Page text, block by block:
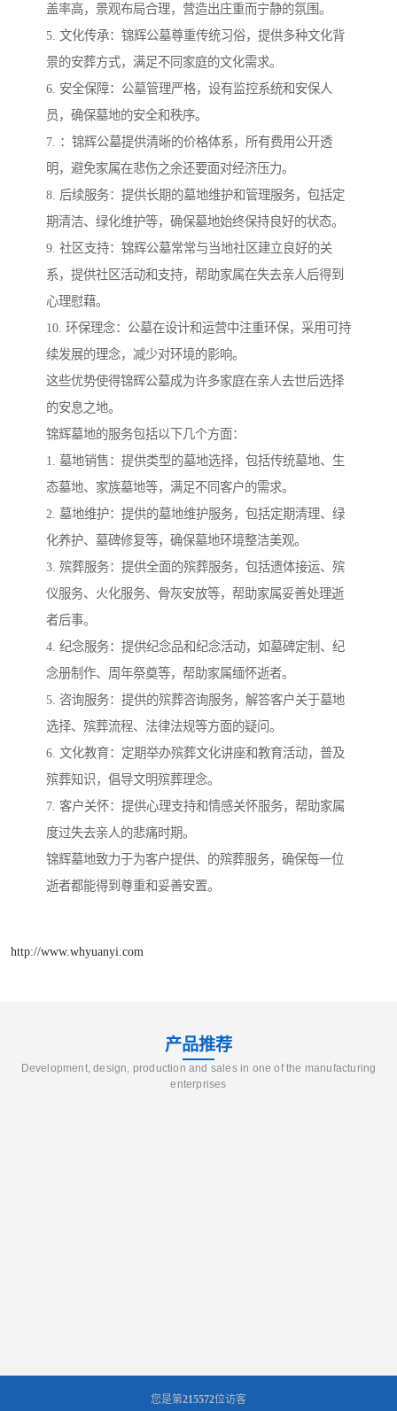
盖率高，景观布局合理，营造出庄重而宁静的氛围。
5. 文化传承：锦辉公墓尊重传统习俗，提供多种文化背
景的安葬方式，满足不同家庭的文化需求。
6. 安全保障：公墓管理严格，设有监控系统和安保人
员，确保墓地的安全和秩序。
7. ：锦辉公墓提供清晰的价格体系，所有费用公开透
明，避免家属在悲伤之余还要面对经济压力。
8. 后续服务：提供长期的墓地维护和管理服务，包括定
期清洁、绿化维护等，确保墓地始终保持良好的状态。
9. 社区支持：锦辉公墓常常与当地社区建立良好的关
系，提供社区活动和支持，帮助家属在失去亲人后得到
心理慰藉。
10. 环保理念：公墓在设计和运营中注重环保，采用可持
续发展的理念，减少对环境的影响。
这些优势使得锦辉公墓成为许多家庭在亲人去世后选择
的安息之地。
锦辉墓地的服务包括以下几个方面：
1. 墓地销售：提供类型的墓地选择，包括传统墓地、生
态墓地、家族墓地等，满足不同客户的需求。
2. 墓地维护：提供的墓地维护服务，包括定期清理、绿
化养护、墓碑修复等，确保墓地环境整洁美观。
3. 殡葬服务：提供全面的殡葬服务，包括遗体接运、殡
仪服务、火化服务、骨灰安放等，帮助家属妥善处理逝
者后事。
4. 纪念服务：提供纪念品和纪念活动，如墓碑定制、纪
念册制作、周年祭奠等，帮助家属缅怀逝者。
5. 咨询服务：提供的殡葬咨询服务，解答客户关于墓地
选择、殡葬流程、法律法规等方面的疑问。
6. 文化教育：定期举办殡葬文化讲座和教育活动，普及
殡葬知识，倡导文明殡葬理念。
7. 客户关怀：提供心理支持和情感关怀服务，帮助家属
度过失去亲人的悲痛时期。
锦辉墓地致力于为客户提供、的殡葬服务，确保每一位
逝者都能得到尊重和妥善安置。
http://www.whyuanyi.com
产品推荐
Development, design, production and sales in one of the manufacturing
enterprises
您是第215572位访客